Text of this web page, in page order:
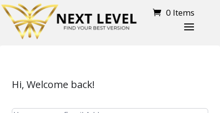
0 Items
Hi, Welcome back!